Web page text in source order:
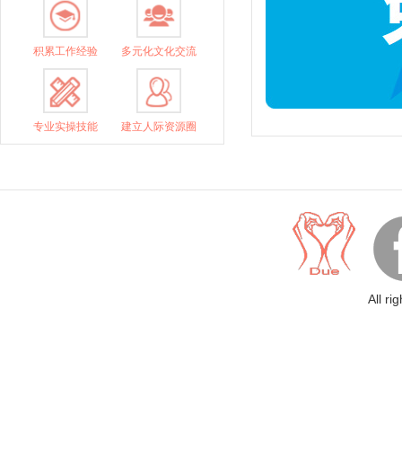
积累工作经验 多元化文化交流
专业实操技能 建立人际资源圈
All